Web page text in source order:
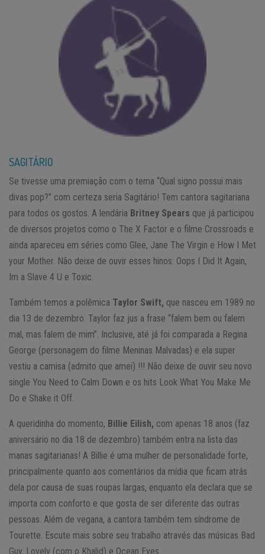
SAGITÁRIO
Se tivesse uma premiação com o tema “Qual signo possui mais
divas pop?” com certeza seria Sagitário! Tem cantora sagitariana
para todos os gostos. A lendária Britney Spears que já participou
de diversos projetos como o The X Factor e o filme Crossroads e
ainda apareceu em séries como Glee, Jane The Virgin e How I Met
your Mother. Não deixe de ouvir esses hinos: Oops I Did It Again,
Im a Slave 4 U e Toxic.
Também temos a polêmica Taylor Swift, que nasceu em 1989 no
dia 13 de dezembro. Taylor faz jus a frase “falem bem ou falem
mal, mas falem de mim”. Inclusive, até já foi comparada a Regina
George (personagem do filme Meninas Malvadas) e ela super
vestiu a camisa (admito que amei) !!! Não deixe de ouvir seu novo
single You Need to Calm Down e os hits Look What You Make Me
Do e Shake it Off.
A queridinha do momento, Billie Eilish, com apenas 18 anos (faz
aniversário no dia 18 de dezembro) também entra na lista das
manas sagitarianas! A Billie é uma mulher de personalidade forte,
principalmente quanto aos comentários da mídia que ficam atrás
dela por causa de suas roupas largas, enquanto ela declara que se
importa com conforto e que gosta de ser diferente das outras
pessoas. Além de vegana, a cantora também tem síndrome de
Tourette. Escute mais sobre seu trabalho através das músicas Bad
Guy, Lovely (com o Khalid) e Ocean Eyes.